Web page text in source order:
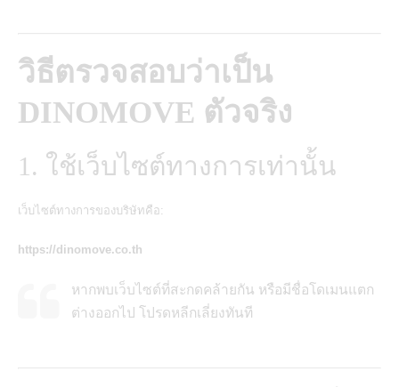
วิธีตรวจสอบว่าเป็น
DINOMOVE ตัวจริง
1. ใช้เว็บไซต์ทางการเท่านั้น
เว็บไซต์ทางการของบริษัทคือ:
https://dinomove.co.th
หากพบเว็บไซต์ที่สะกดคล้ายกัน หรือมีชื่อโดเมนแตก
ต่างออกไป โปรดหลีกเลี่ยงทันที